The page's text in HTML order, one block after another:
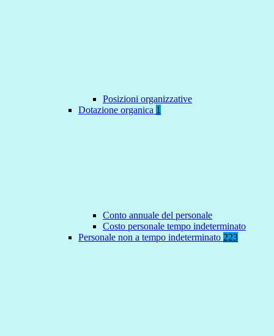
Posizioni organizzative
Dotazione organica 1
Conto annuale del personale
Costo personale tempo indeterminato
Personale non a tempo indeterminato 223